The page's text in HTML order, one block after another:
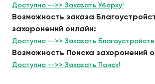
Доступно -->> Заказать Уборку!
Возможность заказа
захоронений онлайн:
Доступно -->> Заказать
Возможность Поиска захоронений
Доступно -->> Заказать Поиск!